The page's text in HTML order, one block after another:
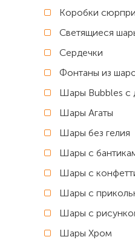
Коробки
Светящиеся
Сердечки
Фонтаны из
Шары Bubbles с
Шары Агаты
Шары без гелия
Шары с
Шары с
Шары с
Шары с
Шары Хром